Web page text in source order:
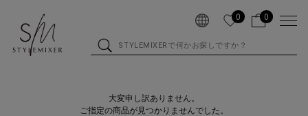
0 0
大変申し訳ありません。
ご指定の商品が見つかりませんでした。